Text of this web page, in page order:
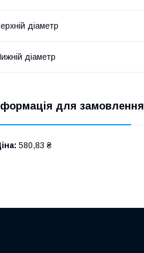
діаметр
діаметр
для замовлення
580,83 ₴